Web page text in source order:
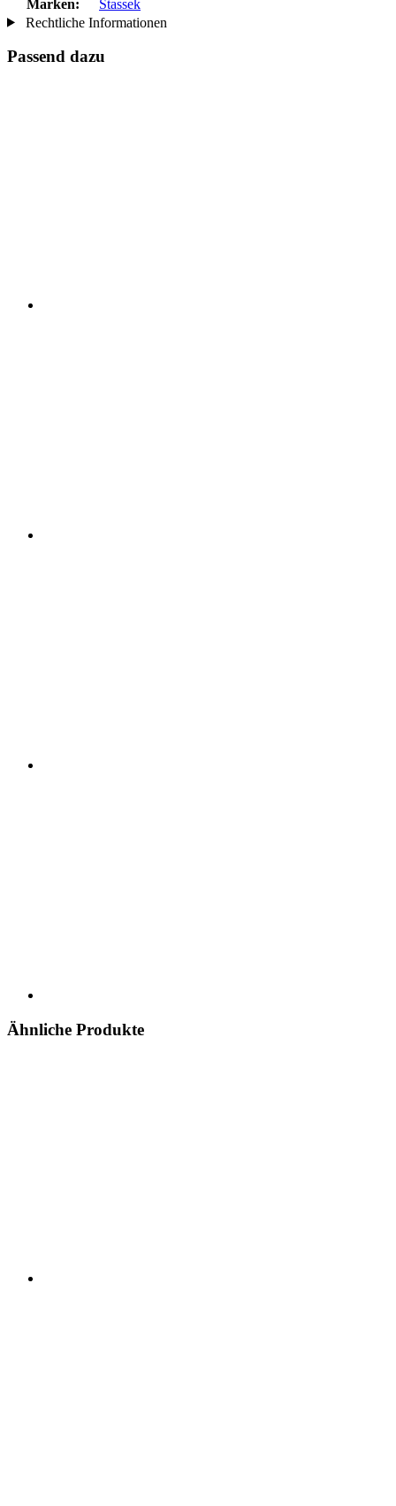
Marken:
Stassek
Rechtliche Informationen
Passend dazu
Ähnliche Produkte